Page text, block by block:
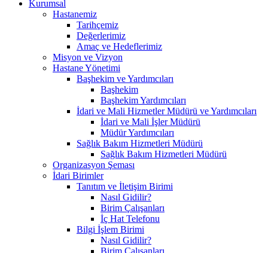
Kurumsal
Hastanemiz
Tarihçemiz
Değerlerimiz
Amaç ve Hedeflerimiz
Misyon ve Vizyon
Hastane Yönetimi
Başhekim ve Yardımcıları
Başhekim
Başhekim Yardımcıları
İdari ve Mali Hizmetler Müdürü ve Yardımcıları
İdari ve Mali İşler Müdürü
Müdür Yardımcıları
Sağlık Bakım Hizmetleri Müdürü
Sağlık Bakım Hizmetleri Müdürü
Organizasyon Şeması
İdari Birimler
Tanıtım ve İletişim Birimi
Nasıl Gidilir?
Birim Çalışanları
İç Hat Telefonu
Bilgi İşlem Birimi
Nasıl Gidilir?
Birim Çalışanları